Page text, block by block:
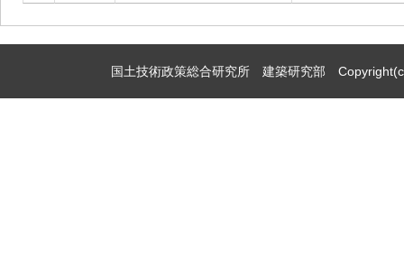
国土技術政策総合研究所 建築研究部